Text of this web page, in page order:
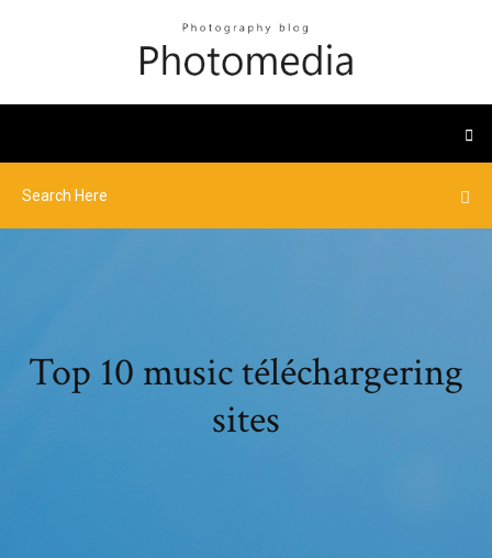
Top 10 music téléchargering
sites